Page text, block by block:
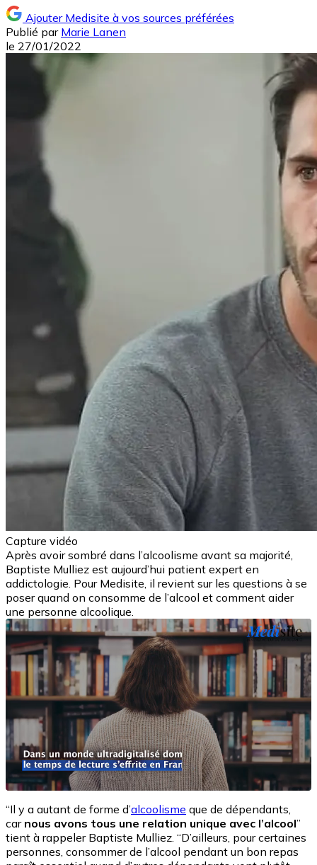
Ajouter Medisite à vos sources préférées
Publié par Marie Lanen
le 27/01/2022
Capture vidéo
Après avoir sombré dans l’alcoolisme avant sa majorité,
Baptiste Mulliez est aujourd’hui patient expert en
addictologie. Pour Medisite, il revient sur les questions à se
poser quand on consomme de l’alcool et comment aider
une personne alcoolique.
“Il y a autant de forme d’alcoolisme que de dépendants,
car nous avons tous une relation unique avec l’alcool”
tient à rappeler Baptiste Mulliez. “D’ailleurs, pour certaines
personnes, consommer de l’alcool pendant un bon repas